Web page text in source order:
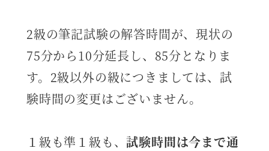
2級の筆記試験の解答時間が、現状の
75分から10分延長し、85分となりま
す。2級以外の級につきましては、試
験時間の変更はございません。
１級も準１級も、試験時間は今まで通